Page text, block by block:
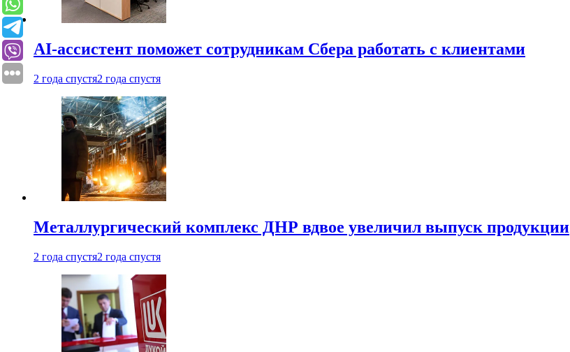
AI-ассистент поможет сотрудникам Сбера работать с клиентами
2 года спустя2 года спустя
Металлургический комплекс ДНР вдвое увеличил выпуск продукции
2 года спустя2 года спустя